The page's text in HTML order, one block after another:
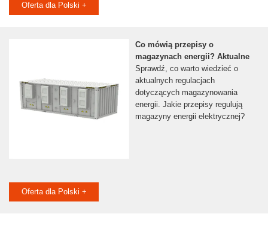
Oferta dla Polski +
Co mówią przepisy o
magazynach energii? Aktualne
Sprawdź, co warto wiedzieć o
aktualnych regulacjach
dotyczących magazynowania
energii. Jakie przepisy regulują
magazyny energii elektrycznej?
Oferta dla Polski +